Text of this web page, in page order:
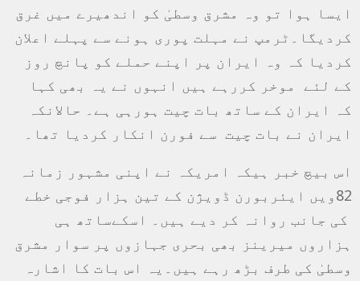
ایسا ہوا تو وہ مشرق وسطیٰ کو اندھیرے میں غرق
کردیگا۔ٹرمپ نے مہلت پوری ہونے سے پہلے اعلان
کردیا کہ وہ ایران پر اپنے حملے کو پانچ روز
کے لئے موخر کررہے ہیں انہوں نے یہ بھی کہا
کہ ایران کے ساتھ بات چیت ہورہی ہے۔ حالانکہ
ایران نے بات چیت سے فورن انکار کردیا تھا۔
اس بیچ خبر ہیکہ امریکہ نے اپنی مشہور زمانہ
82ویں ایئربورن ڈویژن کے تین ہزار فوجی خطے
کی جانب روانہ کر دیے ہیں۔ اسکےساتھ ہی
ہزاروں میرینز بھی بحری جہازوں پر سوار مشرق
وسطیٰ کی طرف بڑھ رہے ہیں۔یہ اس بات کا اشارہ